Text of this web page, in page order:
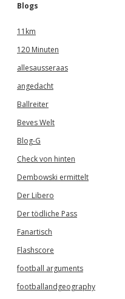
Blogs
11km
120 Minuten
allesausseraas
angedacht
Ballreiter
Beves Welt
Blog-G
Check von hinten
Dembowski ermittelt
Der Libero
Der tödliche Pass
Fanartisch
Flashscore
football arguments
footballandgeography